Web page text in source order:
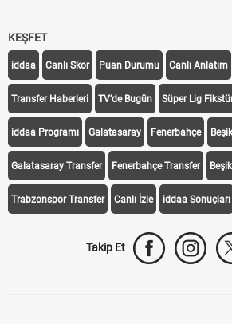
KEŞFET
iddaa Canlı Skor Puan Durumu Canlı Anlatım
Transfer Haberleri TV'de Bugün Süper Lig
iddaa Programı Galatasaray Fenerbahçe
Galatasaray Transfer Fenerbahçe Transfer
Trabzonspor Transfer Canlı İzle iddaa Sonuçları
Takip Et